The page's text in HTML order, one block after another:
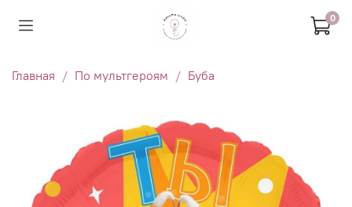
0
Главная По мультгероям Буба